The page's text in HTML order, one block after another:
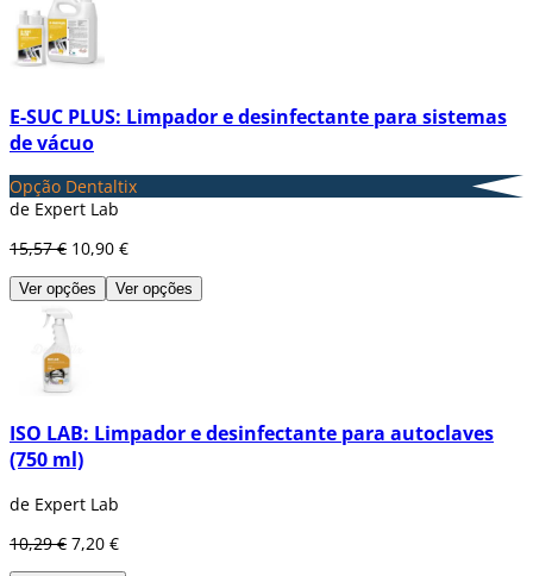
E-SUC PLUS: Limpador e desinfectante para sistemas
de vácuo
Opção Dentaltix
de Expert Lab
15,57 € 10,90 €
Ver opções Ver opções
ISO LAB: Limpador e desinfectante para autoclaves
(750 ml)
de Expert Lab
10,29 € 7,20 €